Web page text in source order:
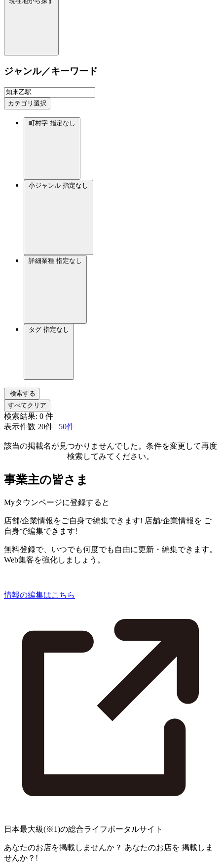
ジャンル／キーワード
カテゴリ選択
町村字 指定なし
小ジャンル 指定なし
詳細業種 指定なし
タグ 指定なし
検索する
すべてクリア
検索結果: 0 件
表示件数 20件 | 50件
該当の掲載名が見つかりませんでした。条件を変更して再度
検索してみてください。
事業主の皆さま
Myタウンページに登録すると
店舗/企業情報をご自身で編集できます! 店舗/企業情報を ご
自身で編集できます!
無料登録で、いつでも何度でも自由に更新・編集できます。
Web集客を強化しましょう。
情報の編集はこちら
日本最大級(※1)の総合ライフポータルサイト
あなたのお店を掲載しませんか？ あなたのお店を 掲載しま
せんか？!